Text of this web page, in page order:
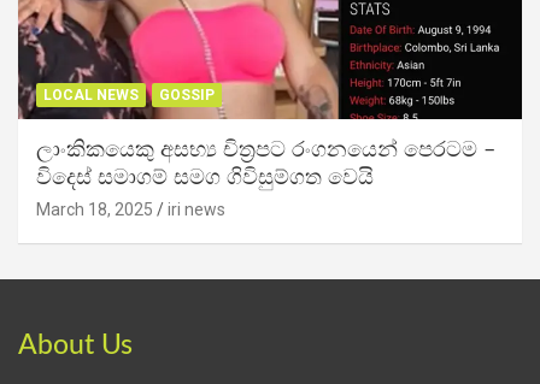
LOCAL NEWS GOSSIP
ලාංකිකයෙකු අසභ්‍ය චිත්‍රපට රංගනයෙන් පෙරටම –
විදෙස් සමාගම් සමග ගිවිසුම්ගත වෙයි
March 18, 2025 iri news
About Us